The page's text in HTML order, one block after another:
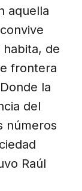
aquella
de
frontera
la
del
números
Raúl